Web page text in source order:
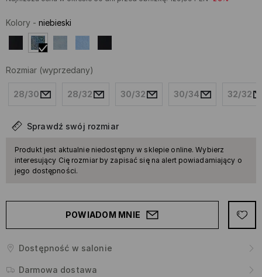
Kolory - niebieski
Rozmiar (wyprzedany)
28/30 28/32 30/32 30/34 32/32
Sprawdź swój rozmiar
Produkt jest aktualnie niedostępny w sklepie online. Wybierz
interesujący Cię rozmiar by zapisać się na alert powiadamiający o
jego dostępności.
POWIADOM MNIE
Dostępność w salonie
Darmowa dostawa